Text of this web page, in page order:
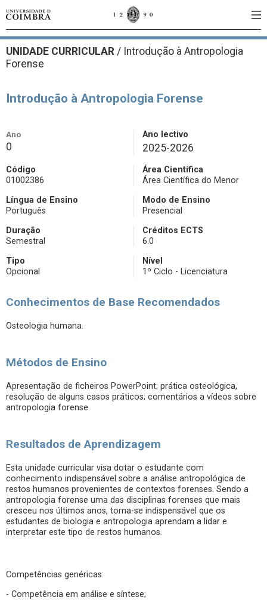
UNIDADE CURRICULAR / Introdução à Antropologia
Forense
Introdução à Antropologia Forense
Ano
0
Ano lectivo
2025-2026
Código
01002386
Área Científica
Área Científica do Menor
Língua de Ensino
Português
Modo de Ensino
Presencial
Duração
Semestral
Créditos ECTS
6.0
Tipo
Opcional
Nível
1º Ciclo - Licenciatura
Conhecimentos de Base Recomendados
Osteologia humana.
Métodos de Ensino
Apresentação de ficheiros PowerPoint; prática osteológica,
resolução de alguns casos práticos; comentários a vídeos sobre
antropologia forense.
Resultados de Aprendizagem
Esta unidade curricular visa dotar o estudante com
conhecimento indispensável sobre a análise antropológica de
restos humanos provenientes de contextos forenses. Sendo a
antropologia forense uma das disciplinas forenses que mais
cresceu nos últimos anos, torna-se indispensável que os
estudantes de biologia e antropologia aprendam a lidar e
interpretar este tipo de restos humanos.
Competências genéricas:
- Competência em análise e síntese;